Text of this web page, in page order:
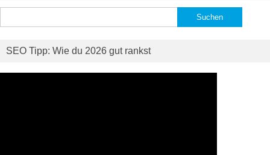
nach:
SEO Tipp: Wie du 2026 gut rankst